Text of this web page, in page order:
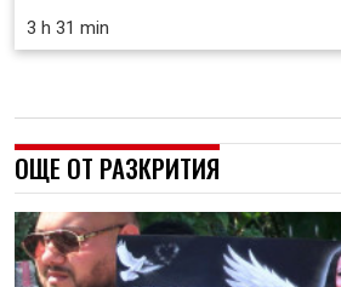
3 h 31 min
ОЩЕ ОТ РАЗКРИТИЯ